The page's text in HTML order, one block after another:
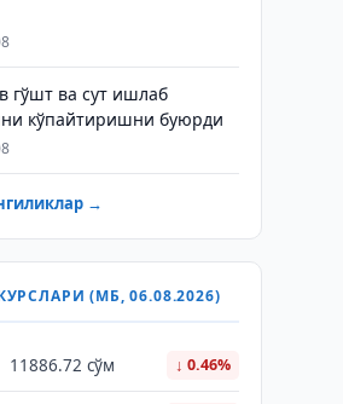
гўшт ва сут ишлаб
кўпайтиришни буюрди
→
(МБ, 06.08.2026)
11886.72 сўм ↓ 0.46%